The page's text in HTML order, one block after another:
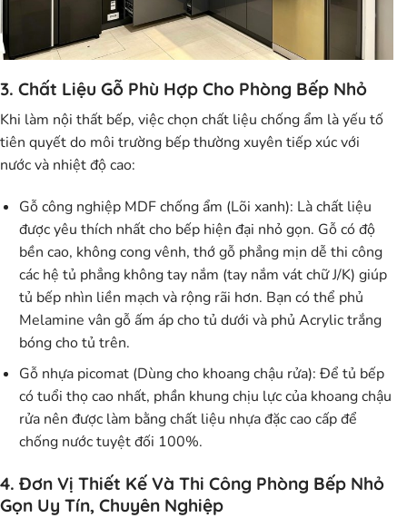
3. Chất Liệu Gỗ Phù Hợp Cho Phòng Bếp Nhỏ
Khi làm nội thất bếp, việc chọn chất liệu chống ẩm là yếu tố
tiên quyết do môi trường bếp thường xuyên tiếp xúc với
nước và nhiệt độ cao:
Gỗ công nghiệp MDF chống ẩm (Lõi xanh): Là chất liệu
được yêu thích nhất cho bếp hiện đại nhỏ gọn. Gỗ có độ
bền cao, không cong vênh, thớ gỗ phẳng mịn dễ thi công
các hệ tủ phẳng không tay nắm (tay nắm vát chữ J/K) giúp
tủ bếp nhìn liền mạch và rộng rãi hơn. Bạn có thể phủ
Melamine vân gỗ ấm áp cho tủ dưới và phủ Acrylic trắng
bóng cho tủ trên.
Gỗ nhựa picomat (Dùng cho khoang chậu rửa): Để tủ bếp
có tuổi thọ cao nhất, phần khung chịu lực của khoang chậu
rửa nên được làm bằng chất liệu nhựa đặc cao cấp để
chống nước tuyệt đối 100%.
4. Đơn Vị Thiết Kế Và Thi Công Phòng Bếp Nhỏ
Gọn Uy Tín, Chuyên Nghiệp